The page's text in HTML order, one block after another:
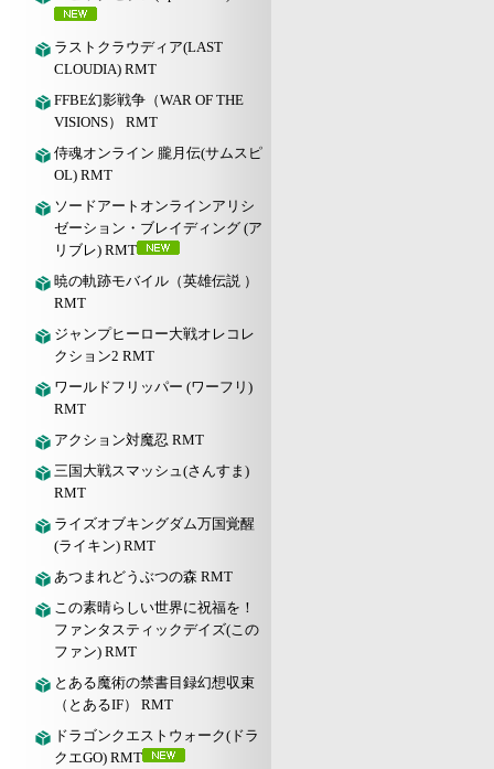
ラストクラウディア(LAST
CLOUDIA) RMT
FFBE幻影戦争（WAR OF THE
VISIONS） RMT
侍魂オンライン 朧月伝(サムスピ
OL) RMT
ソードアートオンラインアリシ
ゼーション・ブレイディング (ア
リブレ) RMT
暁の軌跡モバイル（英雄伝説 ）
RMT
ジャンプヒーロー大戦オレコレ
クション2 RMT
ワールドフリッパー (ワーフリ)
RMT
アクション対魔忍 RMT
三国大戦スマッシュ(さんすま)
RMT
ライズオブキングダム万国覚醒
(ライキン) RMT
あつまれどうぶつの森 RMT
この素晴らしい世界に祝福を！
ファンタスティックデイズ(この
ファン) RMT
とある魔術の禁書目録幻想収束
（とあるIF） RMT
ドラゴンクエストウォーク(ドラ
クエGO) RMT